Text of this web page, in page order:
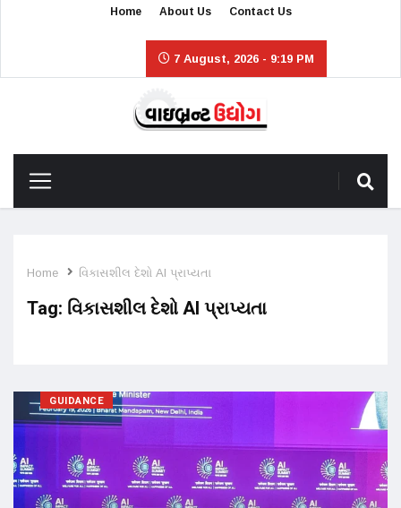
Home About Us Contact Us
7 August, 2026 - 9:19 PM
Home વિકાસશીલ દેશો AI પ્રાપ્યતા
Tag: વિકાસશીલ દેશો AI પ્રાપ્યતા
GUIDANCE